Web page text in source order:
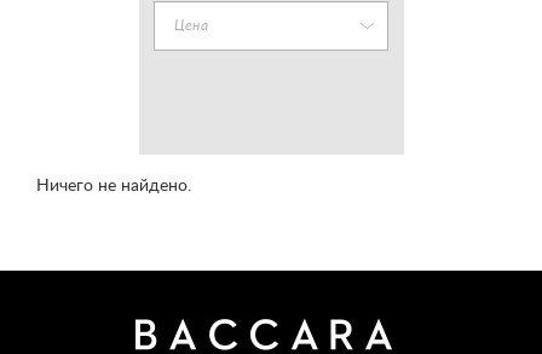
Цена
Ничего не найдено.